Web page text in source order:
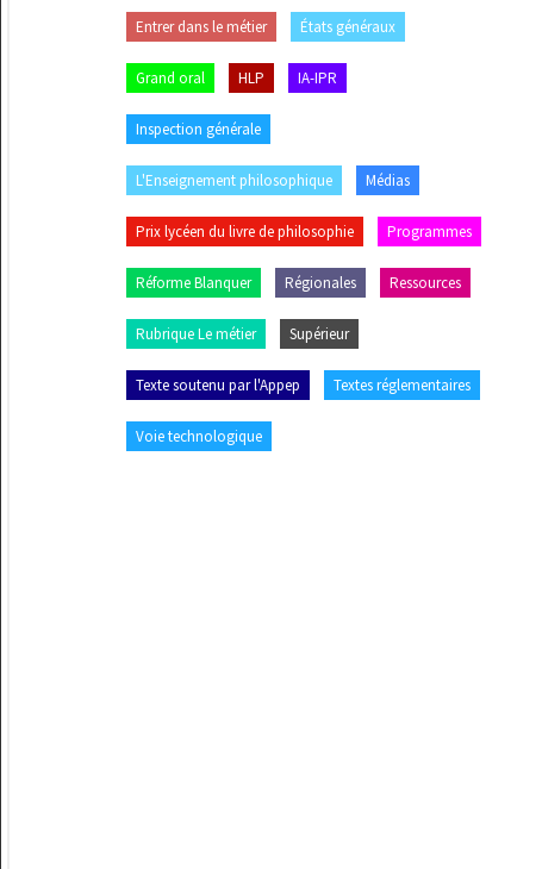
Entrer dans le métier États généraux
Grand oral HLP IA-IPR
Inspection générale
L'Enseignement philosophique Médias
Prix lycéen du livre de philosophie Programmes
Réforme Blanquer Régionales Ressources
Rubrique Le métier Supérieur
Texte soutenu par l'Appep Textes réglementaires
Voie technologique